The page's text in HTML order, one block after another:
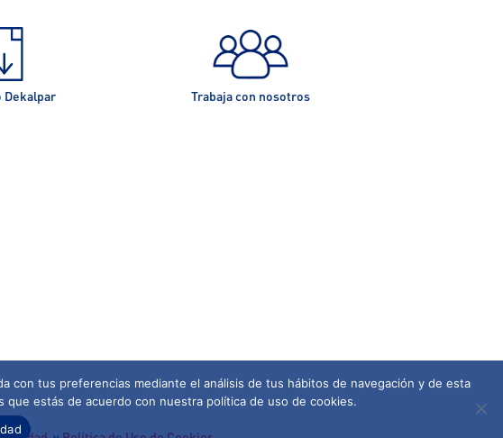
Dekalpar Trabaja con nosotros
con tus preferencias mediante el análisis de tus hábitos de navegación y de esta
que estás de acuerdo con nuestra política de uso de cookies.